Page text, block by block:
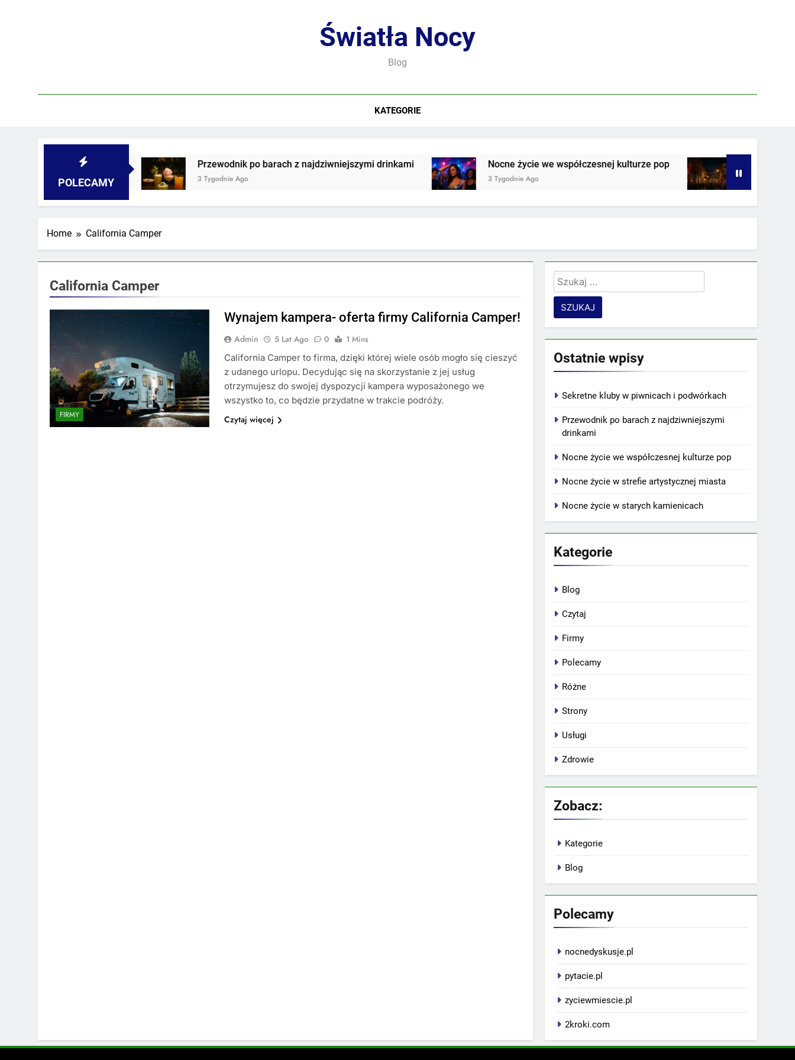
Światła Nocy
Blog
KATEGORIE
POLECAMY
i podwórkach Przewodnik po barach z najdziwniejszymi drinkami
3 Tygodnie Ago
Nocne życie we współczesnej kulturze pop
3 Tygodnie Ago
Nocne życie w
3 Tygodnie Ago
Home California Camper
California Camper
FIRMY
Wynajem kampera- oferta firmy California Camper!
Admin 5 Lat Ago 0
1 Mins
California Camper to firma, dzięki której wiele osób mogło się cieszyć
z udanego urlopu. Decydując się na skorzystanie z jej usług
otrzymujesz do swojej dyspozycji kampera wyposażonego we
wszystko to, co będzie przydatne w trakcie podróży.
Czytaj więcej
Szukaj:
Ostatnie wpisy
Sekretne kluby w piwnicach i podwórkach
Przewodnik po barach z najdziwniejszymi
drinkami
Nocne życie we współczesnej kulturze pop
Nocne życie w strefie artystycznej miasta
Nocne życie w starych kamienicach
Kategorie
Blog
Czytaj
Firmy
Polecamy
Różne
Strony
Usługi
Zdrowie
Zobacz:
Kategorie
Blog
Polecamy
nocnedyskusje.pl
pytacie.pl
zyciewmiescie.pl
2kroki.com